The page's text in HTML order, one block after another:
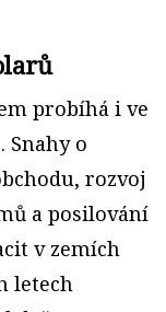
probíhá i ve
o
rozvoj
a posilování
v zemích
letech